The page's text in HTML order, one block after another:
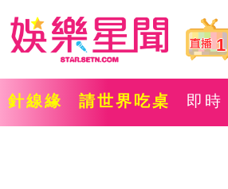
1
針線緣 請世界吃桌 即時